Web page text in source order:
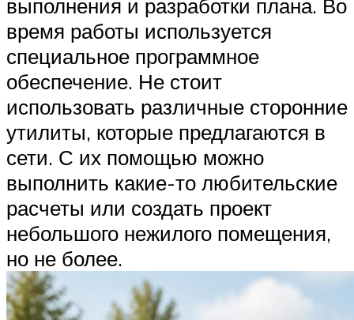
выполнения и разработки плана. Во
время работы используется
специальное программное
обеспечение. Не стоит
использовать различные сторонние
утилиты, которые предлагаются в
сети. С их помощью можно
выполнить какие-то любительские
расчеты или создать проект
небольшого нежилого помещения,
но не более.